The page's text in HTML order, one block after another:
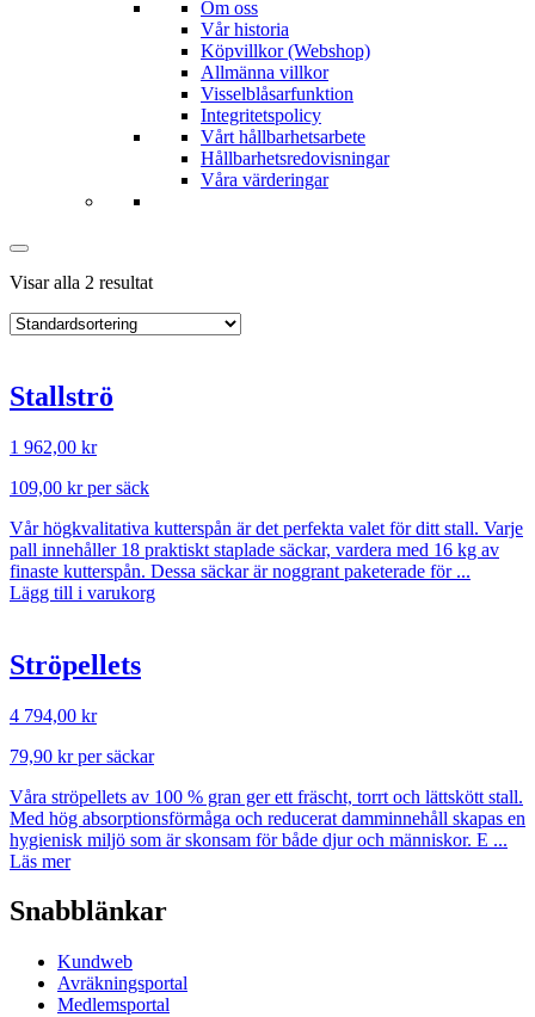
Om oss
Vår historia
Köpvillkor (Webshop)
Allmänna villkor
Visselblåsarfunktion
Integritetspolicy
Vårt hållbarhetsarbete
Hållbarhetsredovisningar
Våra värderingar
Visar alla 2 resultat
Stallströ
1 962,00 kr
109,00 krper säck
Vår högkvalitativa kutterspån är det perfekta valet för ditt stall. Varje
pall innehåller 18 praktiskt staplade säckar, vardera med 16 kg av
finaste kutterspån. Dessa säckar är noggrant paketerade för ...
Lägg till i varukorg
Ströpellets
4 794,00 kr
79,90 krper säckar
Våra ströpellets av 100 % gran ger ett fräscht, torrt och lättskött stall.
Med hög absorptionsförmåga och reducerat damminnehåll skapas en
hygienisk miljö som är skonsam för både djur och människor. E ...
Läs mer
Snabblänkar
Kundweb
Avräkningsportal
Medlemsportal